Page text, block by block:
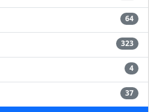
64
323
4
37